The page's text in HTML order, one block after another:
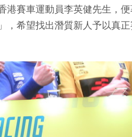
港賽車運動員李英健先生，
，希望找出潛質新人予以真